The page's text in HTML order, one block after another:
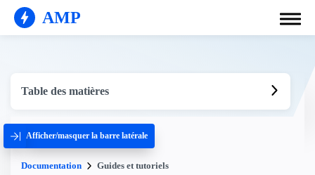
AMP
Table des matières
Afficher/masquer la barre latérale
Documentation Guides et tutoriels